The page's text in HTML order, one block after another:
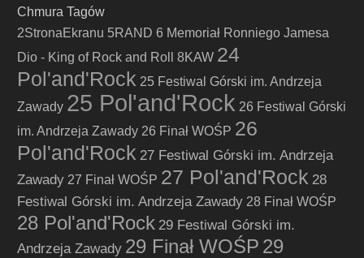
Chmura Tagów
2StronaEkranu 5RAND 6 Memoriał Ronniego Jamesa
Dio - King of Rock and Roll
8KAW 24
Pol'and'Rock 25 Festiwal Górski im. Andrzeja
Zawady 25 Pol'and'Rock 26 Festiwal Górski
im. Andrzeja Zawady 26 Finał WOŚP 26
Pol'and'Rock 27 Festiwal Górski im. Andrzeja
Zawady 27 Finał WOŚP 27 Pol'and'Rock 28
Festiwal Górski im. Andrzeja Zawady 28 Finał WOŚP
28 Pol'and'Rock 29 Festiwal Górski im.
Andrzeja Zawady 29 Finał WOŚP 29